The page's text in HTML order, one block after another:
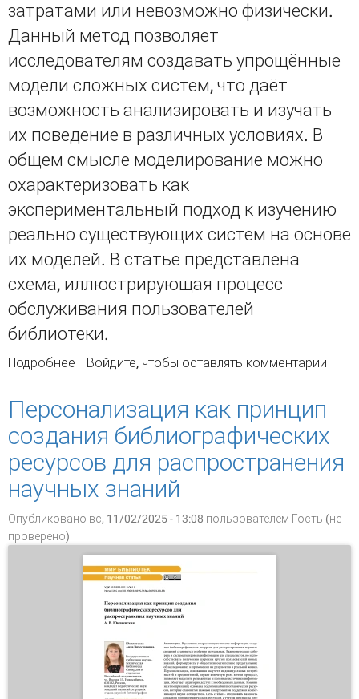
затратами или невозможно физически.
Данный метод позволяет
исследователям создавать упрощённые
модели сложных систем, что даёт
возможность анализировать и изучать
их поведение в различных условиях. В
общем смысле моделирование можно
охарактеризовать как
экспериментальный подход к изучению
реально существующих систем на основе
их моделей. В статье представлена
схема, иллюстрирующая процесс
обслуживания пользователей
библиотеки.
Подробнее о Моделирование проактивной и реактивной
Войдите, чтобы оставлять комментарии
Персонализация как принцип
создания библиографических
ресурсов для распространения
научных знаний
Опубликовано вс, 11/02/2025 - 13:08 пользователем Гость (не
проверено)